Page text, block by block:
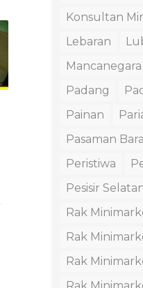
Konsultan
Lebaran
Mancanegara
Padang
Painan
Pasaman
Peristiwa
Pesisir
Rak
Rak
Rak